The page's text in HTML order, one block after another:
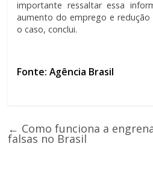
importante ressaltar essa
aumento do emprego e
o caso, conclui.
Fonte: Agência Brasil
← Como funciona a
falsas no Brasil